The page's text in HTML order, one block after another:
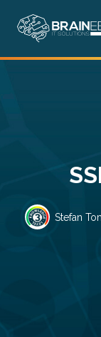
content
Stefan